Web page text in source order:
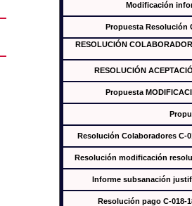
Modificación
Propuesta Resolución
RESOLUCIÓN
RESOLUCIÓN
Propuesta
Resolución Colaboradores C-
Resolución modificación
Informe subsanación
Resolución pago C-018-